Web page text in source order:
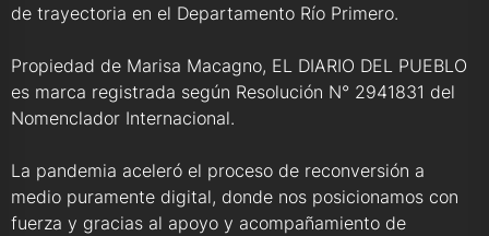
de trayectoria en el Departamento Río Primero.
Propiedad de Marisa Macagno, EL DIARIO DEL PUEBLO
es marca registrada según Resolución N° 2941831 del
Nomenclador Internacional.
La pandemia aceleró el proceso de reconversión a
medio puramente digital, donde nos posicionamos con
fuerza y gracias al apoyo y acompañamiento de